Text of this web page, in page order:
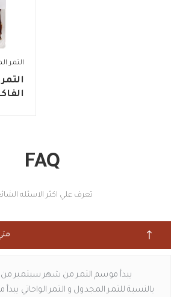
التمر
FAQ
تعرف علي اكثر الاسئله
يبدأ موسم التمر من شهر سبتمبر
بالنسبة للتمر المجدول و التمر الواحاتي